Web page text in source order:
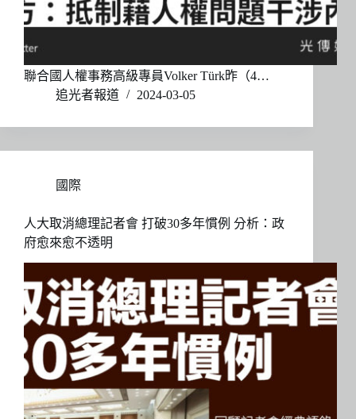
聯合國人權事務高級專員Volker Türk昨（4…
追光者報道
2024-03-05
國際
人大取消總理記者會 打破30多年慣例 分析：政
府愈來愈不透明